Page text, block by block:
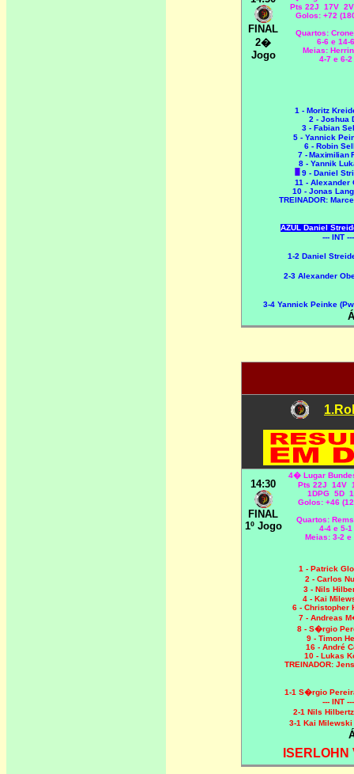
FINAL
2�
Jogo
Pts 22J 17V
Golos: +72
Quartos:
6-6 e 14-6
Meias:
4-7 e 6-2
1 - Moritz
2 - Joshua
3 - Fabian
5 - Yannick
6 -Robin
7 - Maximilian
8 - Yannik
9 - Daniel
11 - Alexander
10 - Jonas
TREINADOR:
AZUL Daniel
--- INT ---
1-2 Daniel
2-3 Alexander
3-4 Yannick Peinke
14:30
FINAL
1º Jogo
4� Lugar
Pts 22J 14V
1DPG 5D
Golos: +46
Quartos:
4-4 e 5-1
Meias: 3-2 e
1 - Patrick
2 - Carlos
3 - Nils
4 - Kai
6 - Christopher
7 - Andreas
8 - S�rgio
9 - Timon
16 - André
10 - Lukas
TREINADOR:
1-1 S�rgio
--- INT ---
2-1 Nils
3-1 Kai